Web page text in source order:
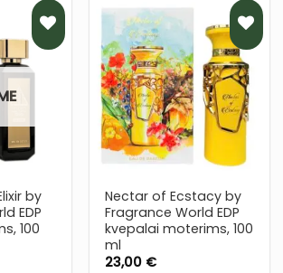
PRIDĖTI
Į NORŲ
by
EDP
100
PRIDĖTI
Į NORŲ
SĄRAŠĄ
Nectar of Ecstacy by
Fragrance World EDP
kvepalai moterims, 100
ml
23,00 €